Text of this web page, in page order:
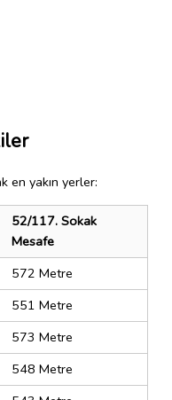
en yakın yerler:
52/117. Sokak
Mesafe
572 Metre
551 Metre
573 Metre
548 Metre